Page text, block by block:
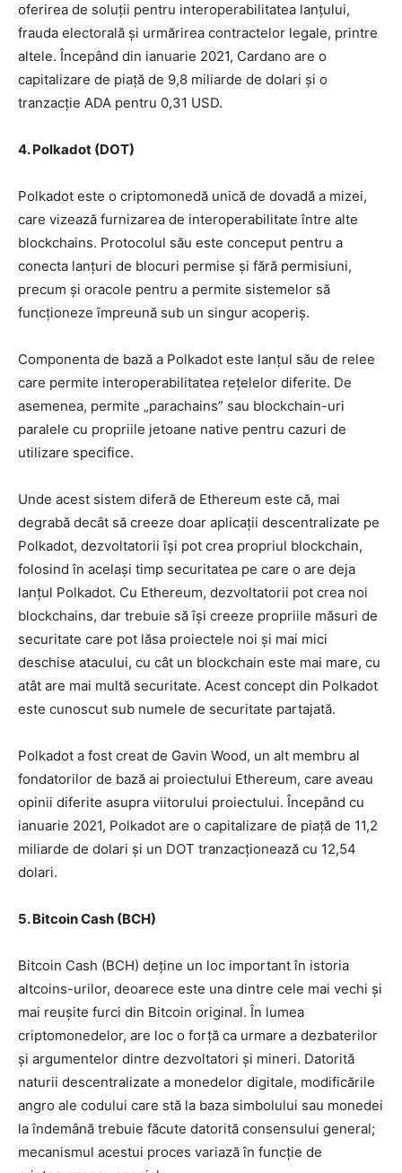
oferirea de soluții pentru interoperabilitatea lanțului,
frauda electorală și urmărirea contractelor legale, printre
altele. Începând din ianuarie 2021, Cardano are o
capitalizare de piață de 9,8 miliarde de dolari și o
tranzacție ADA pentru 0,31 USD.
4. Polkadot (DOT)
Polkadot este o criptomonedă unică de dovadă a mizei,
care vizează furnizarea de interoperabilitate între alte
blockchains. Protocolul său este conceput pentru a
conecta lanțuri de blocuri permise și fără permisiuni,
precum și oracole pentru a permite sistemelor să
funcționeze împreună sub un singur acoperiș.
Componenta de bază a Polkadot este lanțul său de relee
care permite interoperabilitatea rețelelor diferite. De
asemenea, permite „parachains” sau blockchain-uri
paralele cu propriile jetoane native pentru cazuri de
utilizare specifice.
Unde acest sistem diferă de Ethereum este că, mai
degrabă decât să creeze doar aplicații descentralizate pe
Polkadot, dezvoltatorii își pot crea propriul blockchain,
folosind în același timp securitatea pe care o are deja
lanțul Polkadot. Cu Ethereum, dezvoltatorii pot crea noi
blockchains, dar trebuie să își creeze propriile măsuri de
securitate care pot lăsa proiectele noi și mai mici
deschise atacului, cu cât un blockchain este mai mare, cu
atât are mai multă securitate. Acest concept din Polkadot
este cunoscut sub numele de securitate partajată.
Polkadot a fost creat de Gavin Wood, un alt membru al
fondatorilor de bază ai proiectului Ethereum, care aveau
opinii diferite asupra viitorului proiectului. Începând cu
ianuarie 2021, Polkadot are o capitalizare de piață de 11,2
miliarde de dolari și un DOT tranzacționează cu 12,54
dolari.
5. Bitcoin Cash (BCH)
Bitcoin Cash (BCH) deține un loc important în istoria
altcoins-urilor, deoarece este una dintre cele mai vechi și
mai reușite furci din Bitcoin original. În lumea
criptomonedelor, are loc o forță ca urmare a dezbaterilor
și argumentelor dintre dezvoltatori și mineri. Datorită
naturii descentralizate a monedelor digitale, modificările
angro ale codului care stă la baza simbolului sau monedei
la îndemână trebuie făcute datorită consensului general;
mecanismul acestui proces variază în funcție de